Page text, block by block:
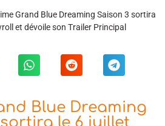
Grand Blue Dreaming Saison 3 sortira
et dévoile son Trailer Principal
Blue Dreaming
le 6 juillet